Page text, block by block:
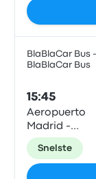
BlaBlaCar Bus
BlaBlaCar Bus
15:45
Aeropuerto
Madrid -
Barajas T4 (E)
Snelste